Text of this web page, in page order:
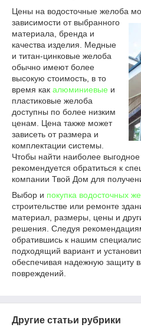
Цены на водосточные желоба
зависимости от выбранного
материала, бренда и
качества изделия. Медные
и титан-цинковые желоба
обычно имеют более
высокую стоимость, в то
время как алюминиевые и
пластиковые желоба
доступны по более низким
ценам. Цена также может
зависеть от размера и
комплектации системы.
Чтобы найти наиболее
рекомендуется обратиться к
компании Твой Дом для
Выбор и покупка водосточных
строительстве или ремонте
материал, размеры, цены и
решения. Следуя
обратившись к нашим
подходящий вариант и
обеспечивая надежную защиту
повреждений.
Другие статьи рубрики